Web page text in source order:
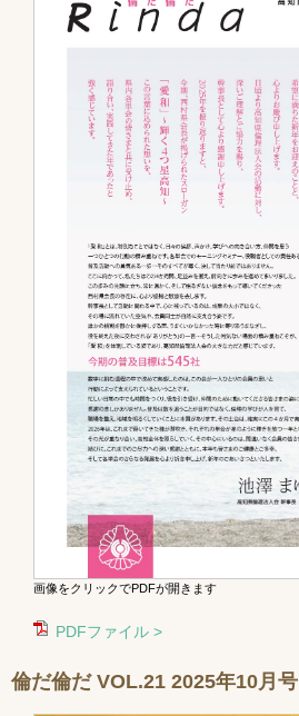
画像をクリックでPDFが開きます
PDFファイル >
倫だ倫だ VOL.21 2025年10月号